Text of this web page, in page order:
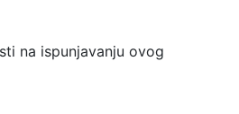
na ispunjavanju ovog